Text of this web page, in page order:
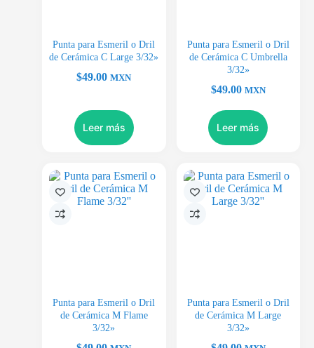
Punta para Esmeril o Dril
de Cerámica C Large 3/32»
$49.00 MXN
Leer más
Punta para Esmeril o Dril
de Cerámica C Umbrella
3/32»
$49.00 MXN
Leer más
Punta para Esmeril o Dril
de Cerámica M Flame
3/32»
Punta para Esmeril o Dril
de Cerámica M Large
3/32»